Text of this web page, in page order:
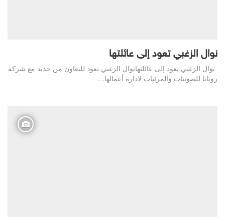
نوال الزغبي تعود إلى عائلتها
نوال الزغبي تعود إلى عائلتهانوال الزغبي تعود للتعاون من جديد مع شركة
روتانا للصوتيات والمرئيات لادارة أعمالها…